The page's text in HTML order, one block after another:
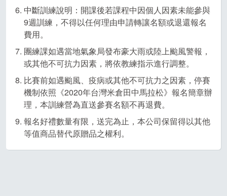
中斷訓練說明：開課後若課程中因個人因素未能參與
9週訓練，不得以任何理由申請轉讓名額或退還報名
費用。
團練課如遇當地氣象局發布豪大雨或陸上颱風警報，
或其他不可抗力因素，將依教練指示進行調整。
比賽前如遇颱風、疫病或其他不可抗力之因素，停賽
機制依照《2020年台灣米倉田中馬拉松》報名簡章辦
理，本訓練營為直送參賽名額不再退費。
報名好禮數量有限，送完為止，本公司保留得以其他
等值商品替代原贈品之權利。